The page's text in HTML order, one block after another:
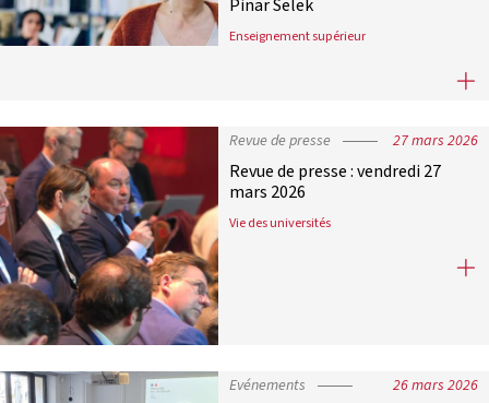
Pinar Selek
Enseignement supérieur
France Universités solidaire de
Revue de presse 27 mars 2026
Revue de presse : vendredi 27
mars 2026
Vie des universités
Revue de presse : vendredi 27 mars
Evénements 26 mars 2026